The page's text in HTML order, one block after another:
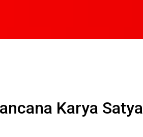
Karya Satya